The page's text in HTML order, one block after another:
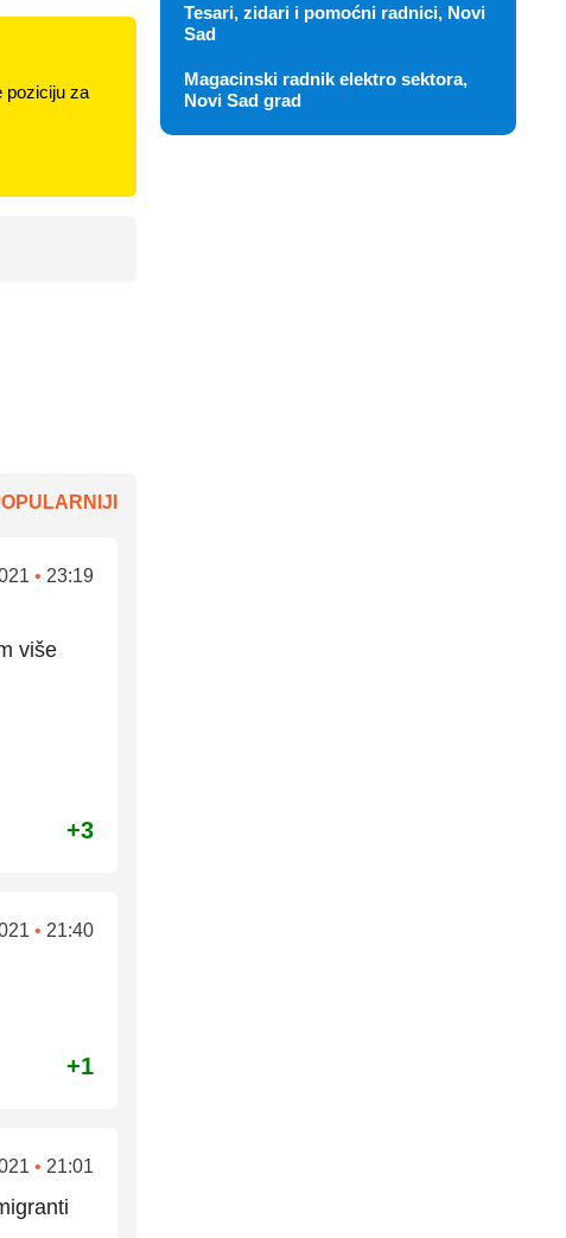
poziciju za
• 23:19
više
+3
• 21:40
+1
• 21:01
Tesari, zidari i pomoćni radnici, Novi
Sad
Magacinski radnik elektro sektora,
Novi Sad grad